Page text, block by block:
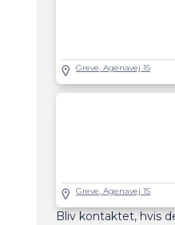
Greve, Agenavej 15
Greve, Agenavej 15
Bliv kontaktet, hvis